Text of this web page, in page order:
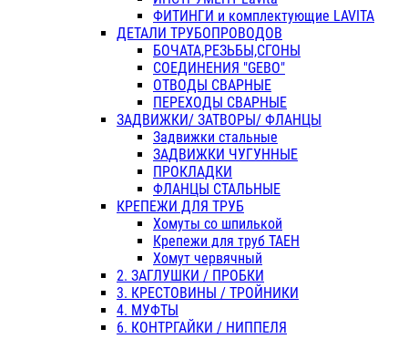
ФИТИНГИ и комплектующие LAVITA
ДЕТАЛИ ТРУБОПРОВОДОВ
БОЧАТА,РЕЗЬБЫ,СГОНЫ
СОЕДИНЕНИЯ "GEBO"
ОТВОДЫ СВАРНЫЕ
ПЕРЕХОДЫ СВАРНЫЕ
ЗАДВИЖКИ/ ЗАТВОРЫ/ ФЛАНЦЫ
Задвижки стальные
ЗАДВИЖКИ ЧУГУННЫЕ
ПРОКЛАДКИ
ФЛАНЦЫ СТАЛЬНЫЕ
КРЕПЕЖИ ДЛЯ ТРУБ
Хомуты со шпилькой
Крепежи для труб ТАЕН
Хомут червячный
2. ЗАГЛУШКИ / ПРОБКИ
3. КРЕСТОВИНЫ / ТРОЙНИКИ
4. МУФТЫ
6. КОНТРГАЙКИ / НИППЕЛЯ